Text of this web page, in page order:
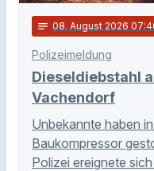
notes 08. August 2026
Polizeimeldung
Dieseldiebstahl
Vachendorf
Unbekannte haben
Baukompressor
Polizei ereignete